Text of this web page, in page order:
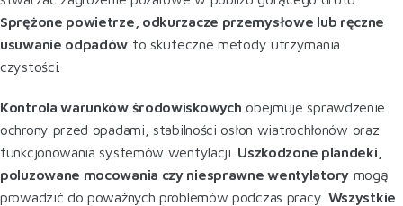
Sprężone powietrze, odkurzacze przemysłowe lub ręczne
usuwanie odpadów to skuteczne metody utrzymania
czystości.
Kontrola warunków środowiskowych obejmuje sprawdzenie
ochrony przed opadami, stabilności osłon wiatrochłonów oraz
funkcjonowania systemów wentylacji. Uszkodzone plandeki,
poluzowane mocowania czy niesprawne wentylatorymogą
prowadzić do poważnych problemów podczas pracy. Wszystkie